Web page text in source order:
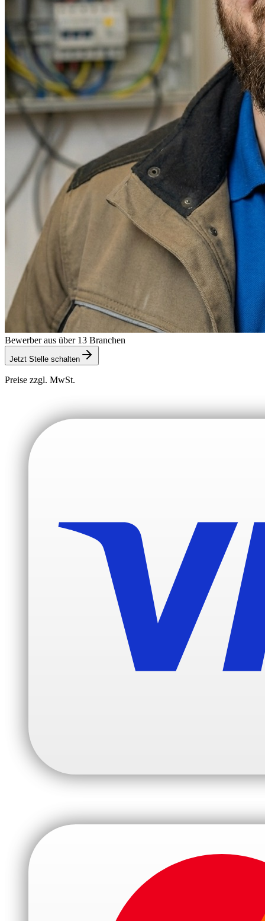
Bewerber aus über 13 Branchen
Jetzt Stelle schalten
Preise zzgl. MwSt.